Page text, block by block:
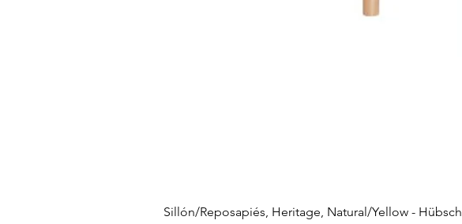
Sillón/Reposapiés, Heritage, Natural/Yellow - Hübsch